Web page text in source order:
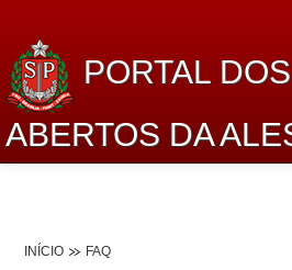
PORTAL
ABERTOS DA
INÍCIO FAQ